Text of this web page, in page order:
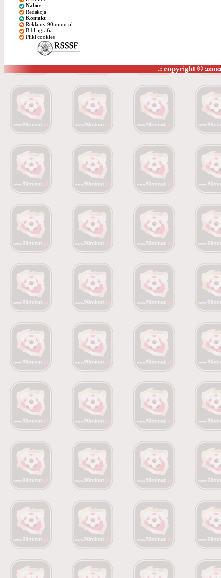
Nabór
Redakcja
Kontakt
Reklamy 90minut.pl
Bibliografia
Pliki cookies